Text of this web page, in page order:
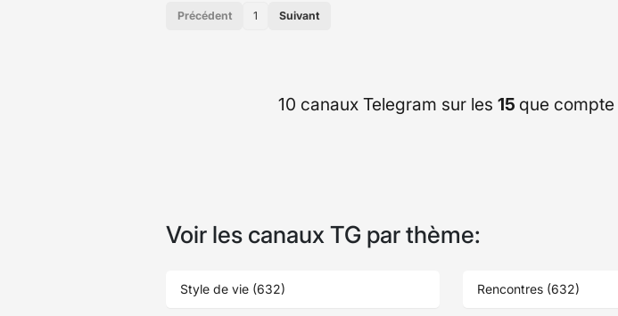
Précédent 1 Suivant
10 canaux Telegram sur les 15 que compte
Voir les canaux TG par thème:
Style de vie (632) Rencontres (632)